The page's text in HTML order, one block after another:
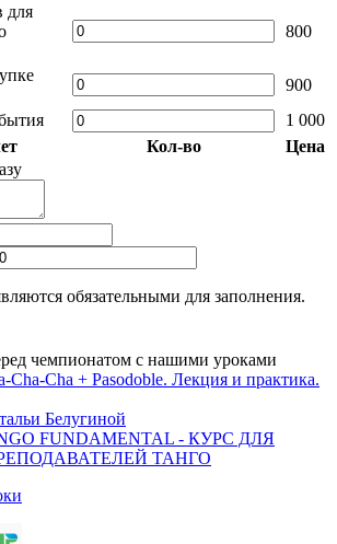
для
800
900
1 000
Кол-во
Цена
обязательными для заполнения.
чемпионатом с нашими уроками
Cha-Cha + Pasodoble. Лекция и практика.
Белугиной
FUNDAMENTAL - КУРС ДЛЯ
ТАНГО